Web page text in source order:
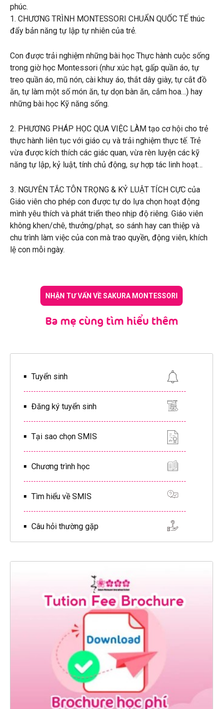
phúc.
1. CHƯƠNG TRÌNH MONTESSORI CHUẨN QUỐC TẾ thúc
đẩy bản năng tự lập tự nhiên của trẻ.
Con được trải nghiệm những bài học Thực hành cuộc sống
trong giờ học Montessori (như xúc hạt, gấp quần áo, tự
treo quần áo, mũ nón, cài khuy áo, thắt dây giày, tự cắt đồ
ăn, tự làm một số món ăn, tự dọn bàn ăn, cắm hoa…) hay
những bài học Kỹ năng sống.
2. PHƯƠNG PHÁP HỌC QUA VIỆC LÀM tạo cơ hội cho trẻ
thực hành liên tục với giáo cụ và trải nghiệm thực tế. Trẻ
vừa được kích thích các giác quan, vừa rèn luyện các kỹ
năng tự lập, kỷ luật, tính chủ động, sự hợp tác linh hoạt…
3. NGUYÊN TẮC TÔN TRỌNG & KỶ LUẬT TÍCH CỰC của
Giáo viên cho phép con được tự do lựa chọn hoạt động
mình yêu thích và phát triển theo nhịp độ riêng. Giáo viên
không khen/chê, thưởng/phạt, so sánh hay can thiệp và
chu trình làm việc của con mà trao quyền, động viên, khích
lệ con mỗi ngày.
NHẬN TƯ VẤN VỀ SAKURA MONTESSORI
Ba mẹ cùng tìm hiểu thêm
Tuyển sinh
Đăng ký tuyển sinh
Tại sao chọn SMIS
Chương trình học
Tìm hiểu về SMIS
Câu hỏi thường gặp